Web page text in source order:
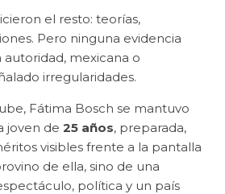
el resto: teorías,
Pero ninguna evidencia
autoridad, mexicana o
irregularidades.
Fátima Bosch se mantuvo
joven de 25 años, preparada,
visibles frente a la pantalla
de ella, sino de una
política y un país